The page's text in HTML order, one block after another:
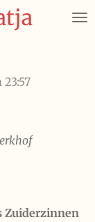
Zuiderzinnen